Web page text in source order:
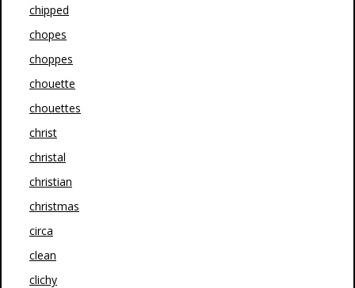
chipped
chopes
choppes
chouette
chouettes
christ
christal
christian
christmas
circa
clean
clichy